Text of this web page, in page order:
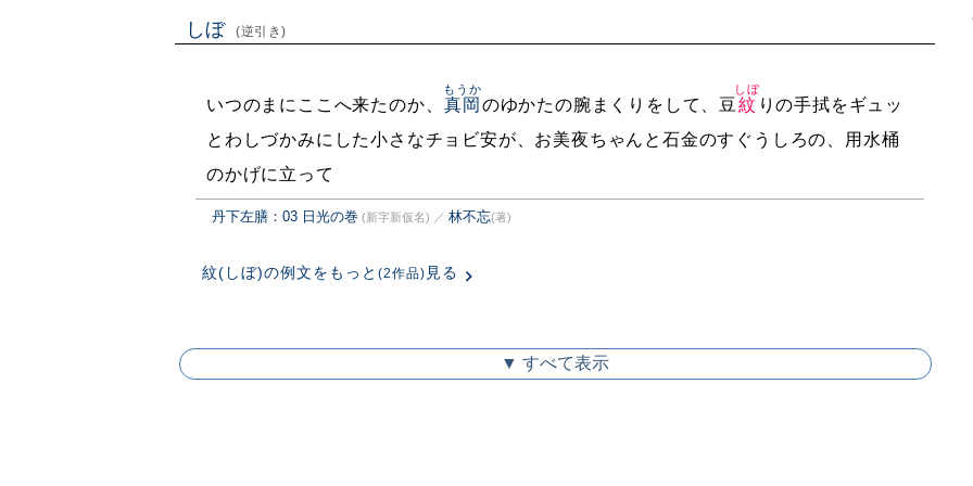
しぼ (逆引き)
いつのまにここへ来たのか、 真岡
もうか
のゆかたの腕まくりをして、豆紋
しぼ
りの手拭をギュッ
とわしづかみにした小さなチョビ安が、お美夜ちゃんと石金のすぐうしろの、用水桶
のかげに立って
丹下左膳：03 日光の巻 (新字新仮名) ／ 林不忘(著)
紋(しぼ)の例文をもっと (2作品) 見る
▼ すべて表示